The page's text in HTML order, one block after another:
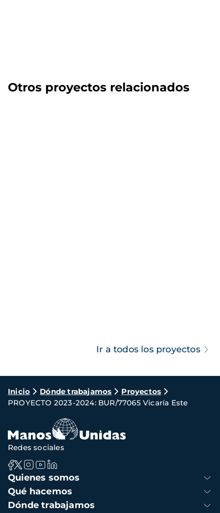
Otros proyectos relacionados
Ir a todos los proyectos
Ruta
de
navegación
Inicio Dónde trabajamos
Proyectos
PROYECTO 2023-2024: BUR/77065 Vicaría Este
Navegación
principal
Quienes somos
Qué hacemos
Dónde trabajamos
Redes sociales